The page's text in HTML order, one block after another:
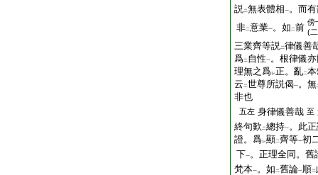
説二無表體相一。而
非二意業一。如 二前 傍
(
三業齊等説二律儀善
爲二 自性一。根律儀
理無之爲レ正。亂二
云 二世尊所説偈一。無
非也
五左 身律儀善哉 至
終句歎 二總持一。此
證。爲レ顯二齊等一初
下一。正理全同。舊
梵本一。如 二舊論一順二